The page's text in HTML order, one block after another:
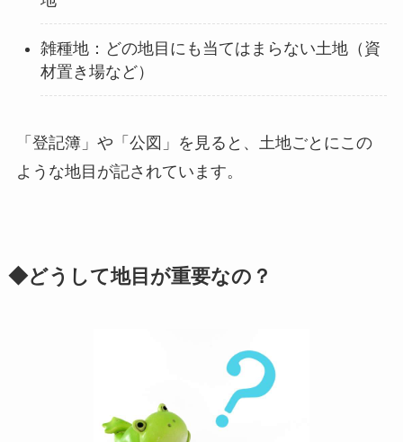
雑種地：どの地目にも当てはまらない土地（資
材置き場など）
「登記簿」や「公図」を見ると、土地ごとにこの
ような地目が記されています。
◆どうして地目が重要なの？